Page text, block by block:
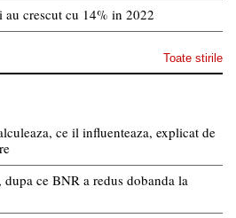
au crescut cu 14% in 2022
Toate stirile
ce il influenteaza, explicat de
ce BNR a redus dobanda la